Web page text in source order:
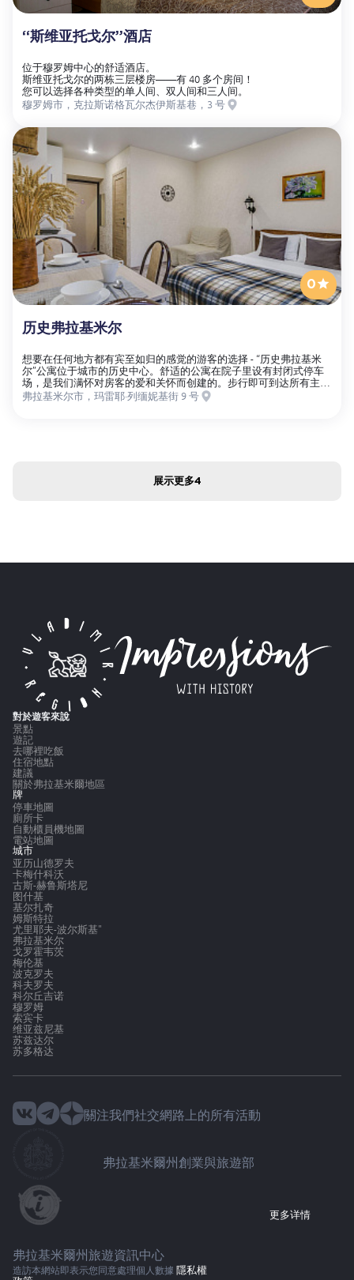
“斯维亚托戈尔”酒店
位于穆罗姆中心的舒适酒店。
斯维亚托戈尔的两栋三层楼房——有 40 多个房间！
您可以选择各种类型的单人间、双人间和三人间。
穆罗姆市，克拉斯诺格瓦尔杰伊斯基巷，3 号
历史弗拉基米尔
0
想要在任何地方都有宾至如归的感觉的游客的选择 - “历史弗拉基米
尔”公寓位于城市的历史中心。舒适的公寓在院子里设有封闭式停车
场，是我们满怀对房客的爱和关怀而创建的。步行即可到达所有主要
景点以及我们城市的建筑古迹、提供最美味佳肴的餐厅和咖啡馆、大
型商店、令人愉快的公园和广场、喷泉。火车站和巴士站距离酒店 5
弗拉基米尔市，玛雷耶·列缅妮基街 9 号
展示更多4
對於遊客來說
景點
遊記
去哪裡吃飯
住宿地點
建議
關於弗拉基米爾地區
牌
停車地圖
廁所卡
自動櫃員機地圖
電站地圖
城市
亚历山德罗夫
卡梅什科沃
古斯-赫鲁斯塔尼
图什基
基尔扎奇
姆斯特拉
尤里耶夫-波尔斯基"
弗拉基米尔
戈罗霍韦茨
梅伦基
波克罗夫
科夫罗夫
科尔丘吉诺
穆罗姆
索宾卡
维亚兹尼基
苏兹达尔
苏多格达
造訪本網站即表示您同意處理個人數據 隱私權
弗拉基米爾州創業與旅遊部
弗拉基米爾州旅遊資訊中心
更多详情
關注我們社交網路上的所有活動